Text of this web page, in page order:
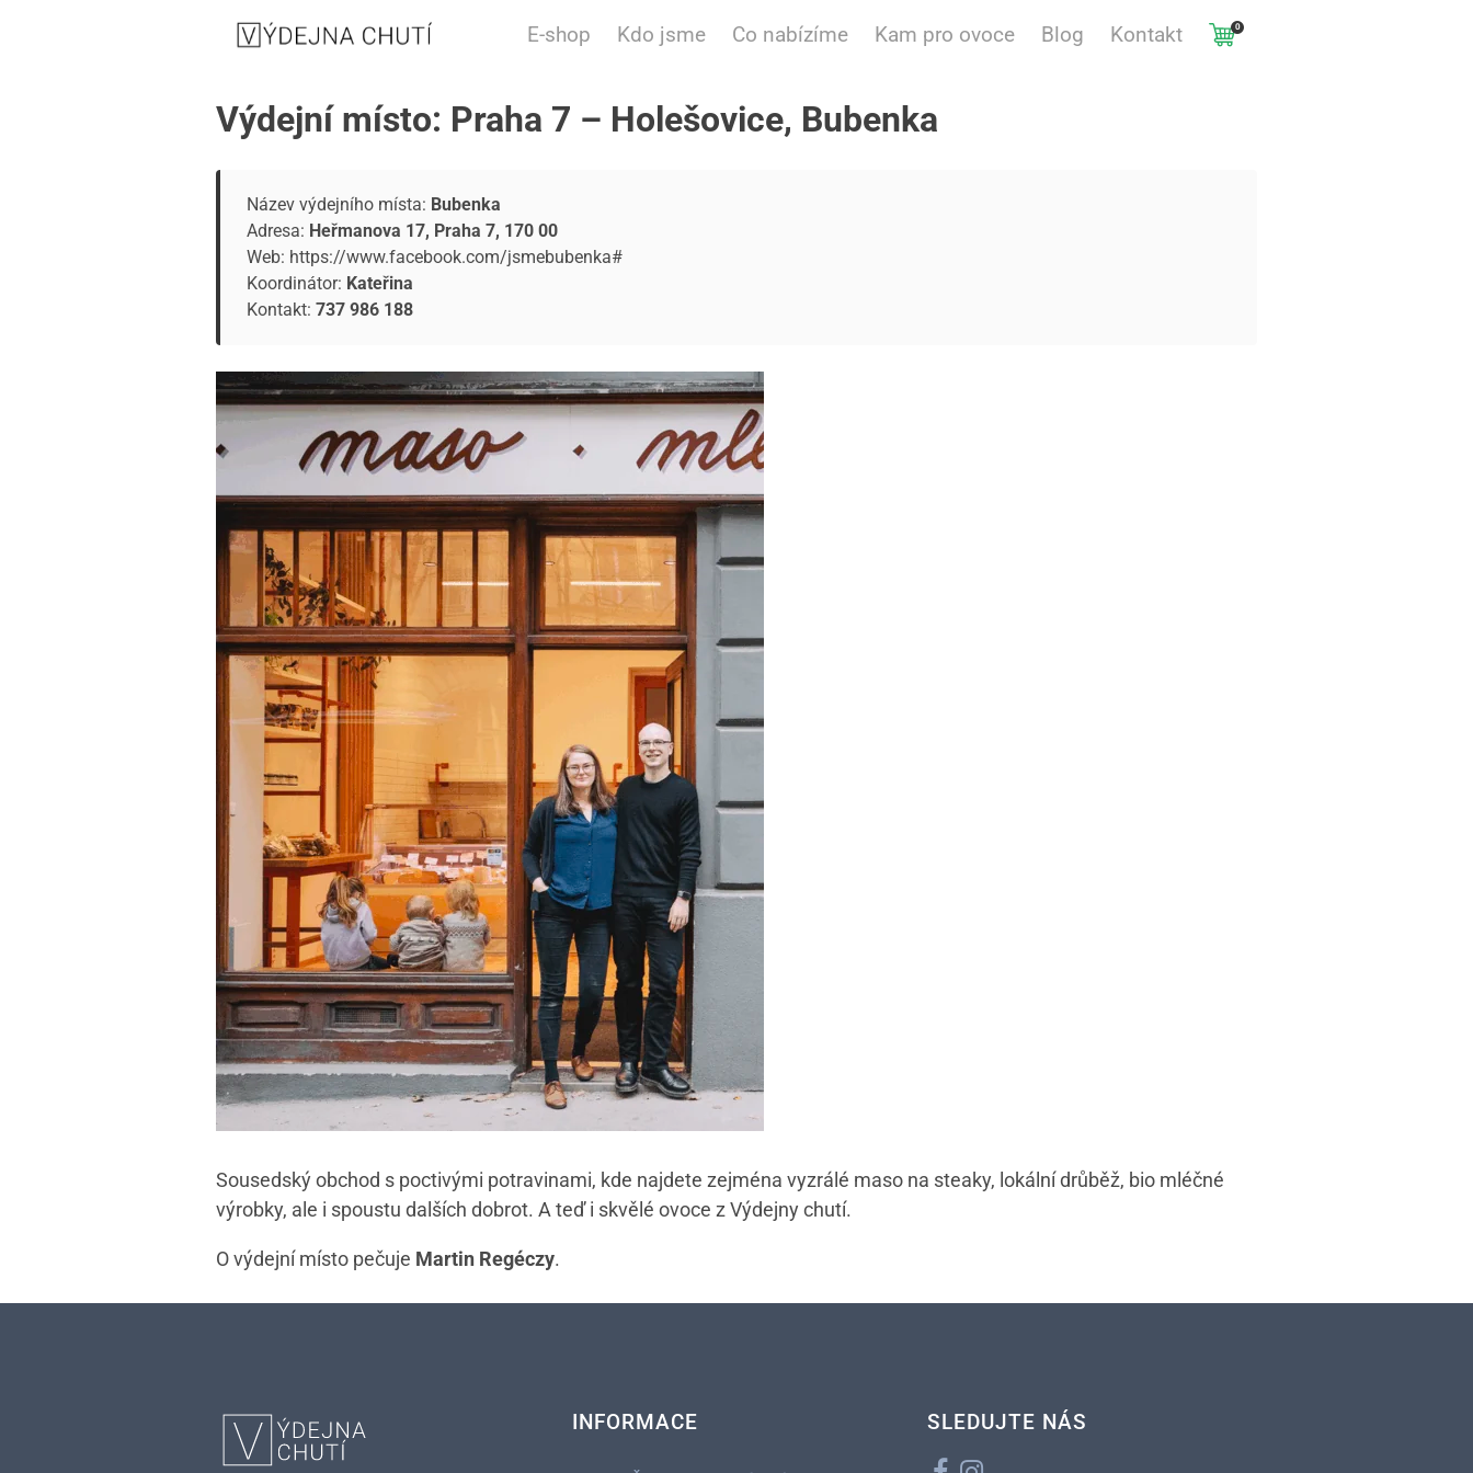
E-shop Kdo jsme Co nabízíme Kam pro ovoce Blog Kontakt 0
Výdejní místo: Praha 7 – Holešovice, Bubenka
Název výdejního místa: Bubenka
Adresa: Heřmanova 17, Praha 7, 170 00
Web: https://www.facebook.com/jsmebubenka#
Koordinátor: Kateřina
Kontakt: 737 986 188
Sousedský obchod s poctivými potravinami, kde najdete zejména vyzrálé maso na steaky, lokální drůběž, bio mléčné
výrobky, ale i spoustu dalších dobrot. A teď i skvělé ovoce z Výdejny chutí.
O výdejní místo pečuje Martin Regéczy.
INFORMACE SLEDUJTE NÁS